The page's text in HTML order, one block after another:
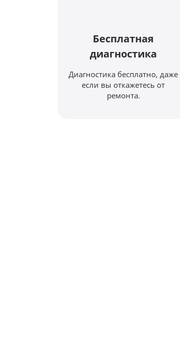
Бесплатная
диагностика
Диагностика бесплатно, даже
если вы откажетесь от
ремонта.